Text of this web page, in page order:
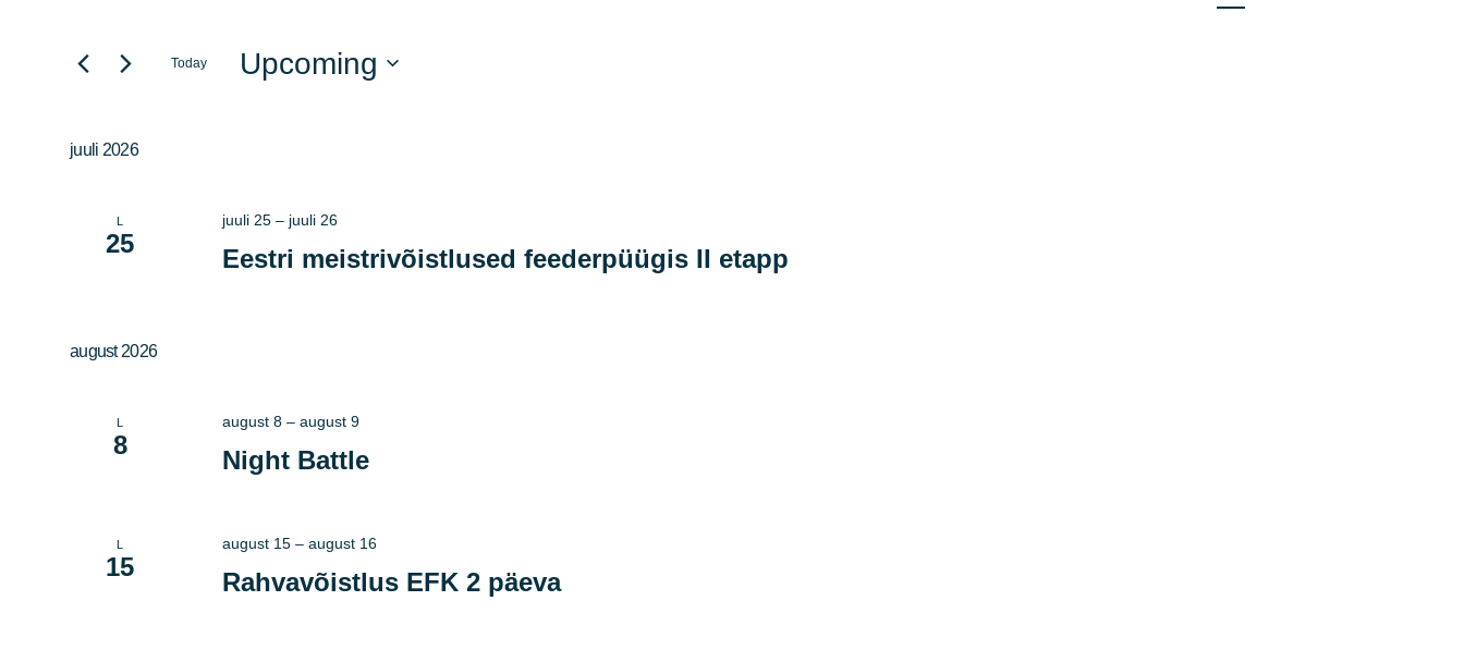
and
Views
Navigation
for
Keyword.
Today Upcoming
juuli 2026
L
25
Eestri meistrivõistlused feederpüügis II etapp
juuli 25 – juuli 26
august 2026
L
8
Night Battle
august 8 –august 9
L
15
Rahvavõistlus EFK 2 päeva
august 15 –august 16